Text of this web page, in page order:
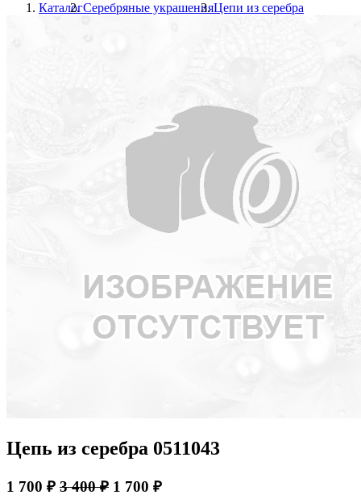
КаталогСеребряные украшенияЦепи из серебра
Цепь из серебра 0511043
1 700 ₽ 3 400 ₽ 1 700 ₽